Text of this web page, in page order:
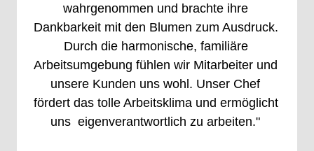
wahrgenommen und brachte
ihre
Dankbarkeit mit den Blumen zum
Durch die harmonische,
familiäre
Arbeitsumgebung fühlen wir Mitarbeiter
unsere Kunden uns wohl. Unser
fördert das tolle Arbeitsklima und
uns eigenverantwortlich zu arbeiten."